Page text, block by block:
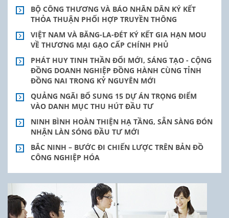
BỘ CÔNG THƯƠNG VÀ BÁO NHÂN DÂN KÝ KẾT
THỎA THUẬN PHỐI HỢP TRUYỀN THÔNG
VIỆT NAM VÀ BĂNG-LA-ĐÉT KÝ KẾT GIA HẠN MOU
VỀ THƯƠNG MẠI GẠO CẤP CHÍNH PHỦ
PHÁT HUY TINH THẦN ĐỔI MỚI, SÁNG TẠO - CỘNG
ĐỒNG DOANH NGHIỆP ĐỒNG HÀNH CÙNG TỈNH
ĐỒNG NAI TRONG KỶ NGUYÊN MỚI
QUẢNG NGÃI BỔ SUNG 15 DỰ ÁN TRỌNG ĐIỂM
VÀO DANH MỤC THU HÚT ĐẦU TƯ
NINH BÌNH HOÀN THIỆN HẠ TẦNG, SẴN SÀNG ĐÓN
NHẬN LÀN SÓNG ĐẦU TƯ MỚI
BẮC NINH – BƯỚC ĐI CHIẾN LƯỢC TRÊN BẢN ĐỒ
CÔNG NGHIỆP HÓA